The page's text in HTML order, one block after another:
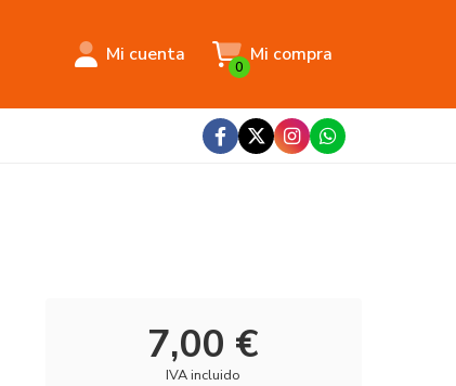
Mi cuenta Mi compra
0
7,00 €
IVA incluido